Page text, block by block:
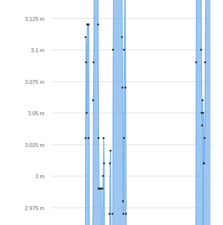
3 m
2.975 m
3.025 m
3.05 m
3.075 m
3.1 m
3.125 m